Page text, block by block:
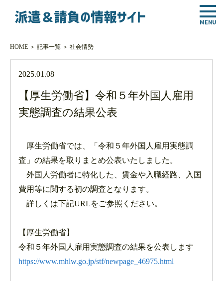
HOME＞ 記事一覧＞ 社会情勢
2025.01.08
【厚生労働省】令和５年外国人雇用
実態調査の結果公表
厚生労働省では、「令和５年外国人雇用実態調
査」の結果を取りまとめ公表いたしました。
外国人労働者に特化した、賃金や入職経路、入国
費用等に関する初の調査となります。
詳しくは下記URLをご参照ください。
【厚生労働省】
令和５年外国人雇用実態調査の結果を公表します
https://www.mhlw.go.jp/stf/newpage_46975.html